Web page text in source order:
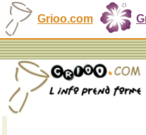
Grioo.com